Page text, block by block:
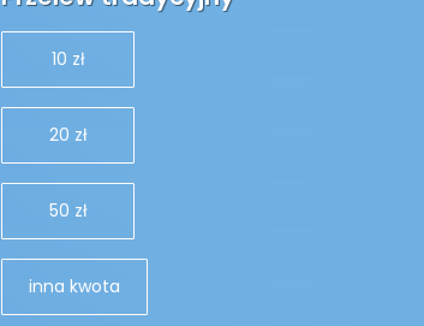
10 zł
20 zł
50 zł
inna kwota